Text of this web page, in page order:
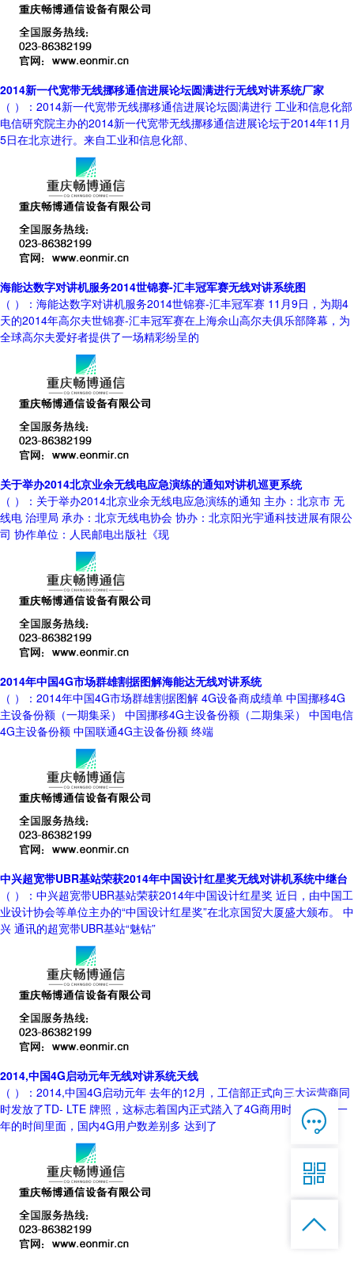
2014新一代宽带无线挪移通信进展论坛圆满进行无线对讲系统厂家
（ ）：2014新一代宽带无线挪移通信进展论坛圆满进行 工业和信息化部
电信研究院主办的2014新一代宽带无线挪移通信进展论坛于2014年11月
5日在北京进行。来自工业和信息化部、
海能达数字对讲机服务2014世锦赛-汇丰冠军赛无线对讲系统图
（ ）：海能达数字对讲机服务2014世锦赛-汇丰冠军赛 11月9日，为期4
天的2014年高尔夫世锦赛-汇丰冠军赛在上海佘山高尔夫俱乐部降幕，为
全球高尔夫爱好者提供了一场精彩纷呈的
关于举办2014北京业余无线电应急演练的通知对讲机巡更系统
（ ）：关于举办2014北京业余无线电应急演练的通知 主办：北京市 无
线电 治理局 承办：北京无线电协会 协办：北京阳光宇通科技进展有限公
司 协作单位：人民邮电出版社《现
2014年中国4G市场群雄割据图解海能达无线对讲系统
（ ）：2014年中国4G市场群雄割据图解 4G设备商成绩单 中国挪移4G
主设备份额（一期集采） 中国挪移4G主设备份额（二期集采） 中国电信
4G主设备份额 中国联通4G主设备份额 终端
中兴超宽带UBR基站荣获2014年中国设计红星奖无线对讲机系统中继台
（ ）：中兴超宽带UBR基站荣获2014年中国设计红星奖 近日，由中国工
业设计协会等单位主办的“中国设计红星奖”在北京国贸大厦盛大颁布。 中
兴 通讯的超宽带UBR基站“魅钻”
2014,中国4G启动元年无线对讲系统天线
（ ）：2014,中国4G启动元年 去年的12月，工信部正式向三大运营商同
时发放了TD- LTE 牌照，这标志着国内正式踏入了4G商用时期。在这一
年的时间里面，国内4G用户数差别多 达到了


在线客服

服务热线

